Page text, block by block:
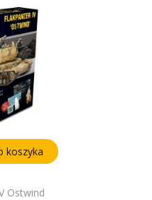
koszyka
Ostwind